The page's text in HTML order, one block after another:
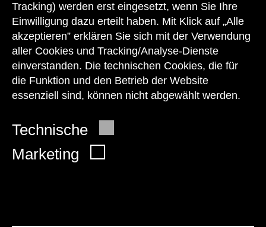
Tracking) werden erst eingesetzt, wenn Sie Ihre
Einwilligung dazu erteilt haben. Mit Klick auf „Alle
akzeptieren” erklären Sie sich mit der Verwendung
aller Cookies und Tracking/Analyse-Dienste
einverstanden. Die technischen Cookies, die für
die Funktion und den Betrieb der Website
essenziell sind, können nicht abgewählt werden.
Technische
Marketing
+43 1 505 87 47 85173
service@wienmuseum.at
© 2026 Wien Museum